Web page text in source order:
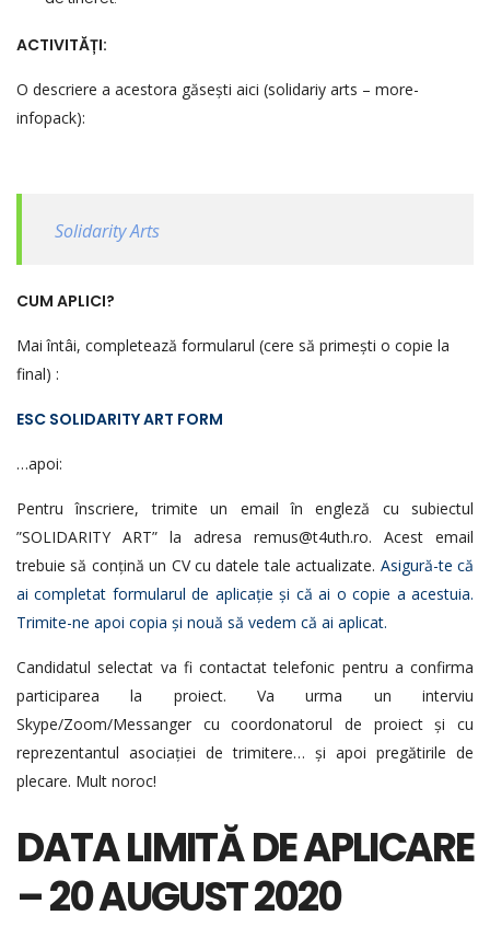
ACTIVITĂȚI:
O descriere a acestora găsești aici (solidariy arts – more-
infopack):
Solidarity Arts
CUM APLICI?
Mai întâi, completează formularul (cere să primești o copie la
final) :
ESC SOLIDARITY ART FORM
…apoi:
Pentru înscriere, trimite un email în engleză cu subiectul
”SOLIDARITY ART” la adresa remus@t4uth.ro. Acest email
trebuie să conțină un CV cu datele tale actualizate. Asigură-te că
ai completat formularul de aplicație și că ai o copie a acestuia.
Trimite-ne apoi copia și nouă să vedem că ai aplicat.
Candidatul selectat va fi contactat telefonic pentru a confirma
participarea la proiect. Va urma un interviu
Skype/Zoom/Messanger cu coordonatorul de proiect și cu
reprezentantul asociației de trimitere… și apoi pregătirile de
plecare. Mult noroc!
DATA LIMITĂ DE APLICARE
– 20 AUGUST 2020